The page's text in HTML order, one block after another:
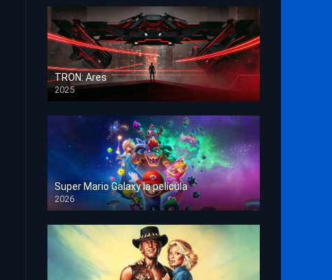
TRON: Ares
2025
HD 1080p
Super Mario Galaxy la película
2026
HD 1080p